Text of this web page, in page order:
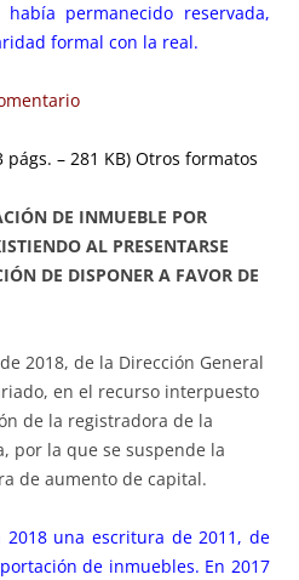
permanecido reservada,
formal con la real.
págs. – 281 KB) Otros formatos
DE INMUEBLE POR
AL PRESENTARSE
DE DISPONER A FAVOR DE
2018, de la Dirección General
en el recurso interpuesto
de la registradora de la
por la que se suspende la
de aumento de capital.
2018 una escritura de 2011, de
de inmuebles. En 2017